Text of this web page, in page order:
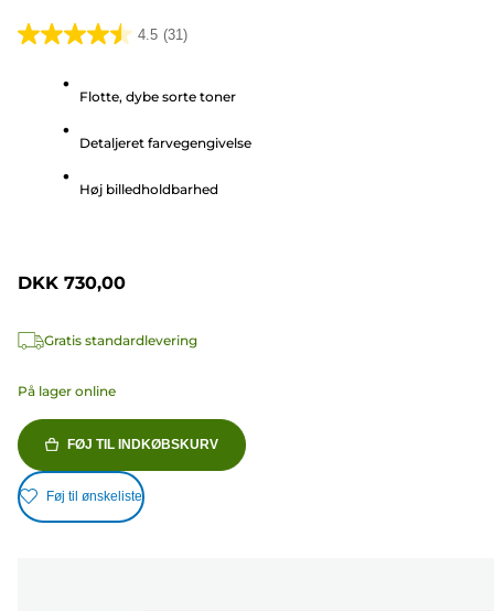
4.5 (31)
4.5
stjerner.
Flotte, dybe sorte toner
Detaljeret farvegengivelse
Høj billedholdbarhed
DKK 730,00
Gratis standardlevering
På lager online
FØJ TIL INDKØBSKURV
Føj til ønskeliste